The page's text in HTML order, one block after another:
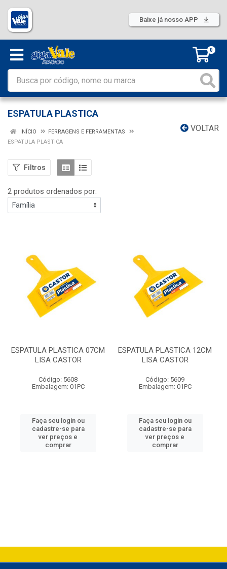
Baixe já nosso APP
0
ESPATULA PLASTICA
VOLTAR
INÍCIO
FERRAGENS E FERRAMENTAS
ESPATULA PLASTICA
Filtros
2 produtos ordenados por:
ESPATULA PLASTICA 07CM
LISA CASTOR
Código: 5608
Embalagem: 01PC
Faça seu login ou
cadastre-se para
ver preços e
comprar
ESPATULA PLASTICA 12CM
LISA CASTOR
Código: 5609
Embalagem: 01PC
Faça seu login ou
cadastre-se para
ver preços e
comprar